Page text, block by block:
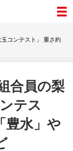
コンテスト」 重さ約
合員の梨
テス
豊水」や